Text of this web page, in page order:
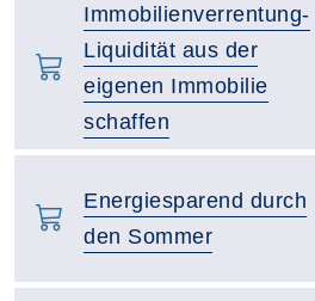
Immobilienverrentung-
Liquidität aus der
eigenen Immobilie
schaffen
Energiesparend durch
den Sommer